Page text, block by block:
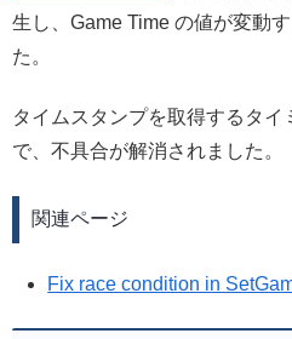
生し、Game Time の値が変動
た。
タイムスタンプを取得するタイ
で、不具合が解消されました。
関連ページ
Fix race condition in